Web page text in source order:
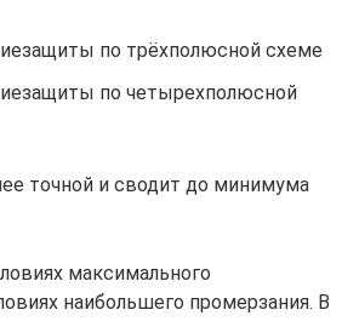
по трёхполюсной схеме
по четырехполюсной
точной и сводит до минимума
максимального
наибольшего промерзания. В